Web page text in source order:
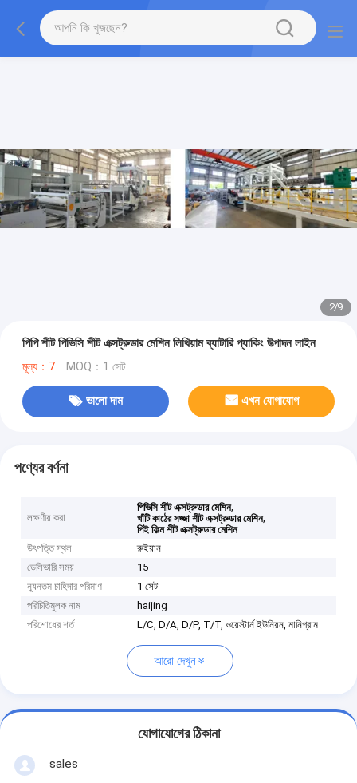
2/9
পিপি শীট পিভিসি শীট এক্সট্রুডার মেশিন লিথিয়াম ব্যাটারি প্যাকিং উত্পাদন লাইন
মূল্য：7 MOQ：1 সেট
ভালো দাম এখন যোগাযোগ
পণ্যের বর্ণনা
লক্ষণীয় করা
পিভিসি শীট এক্সট্রুডার মেশিন,
খাঁটি কাঠের সজ্জা শীট এক্সট্রুডার মেশিন,
পিই ফিল্ম শীট এক্সট্রুডার মেশিন
উৎপত্তি স্থল
রুইয়ান
ডেলিভারি সময়
15
ন্যূনতম চাহিদার পরিমাণ
1 সেট
পরিচিতিমুলক নাম
haijing
পরিশোধের শর্ত
L/C, D/A, D/P, T/T, ওয়েস্টার্ন ইউনিয়ন, মানিগ্রাম
আরো দেখুন
যোগাযোগের ঠিকানা
sales